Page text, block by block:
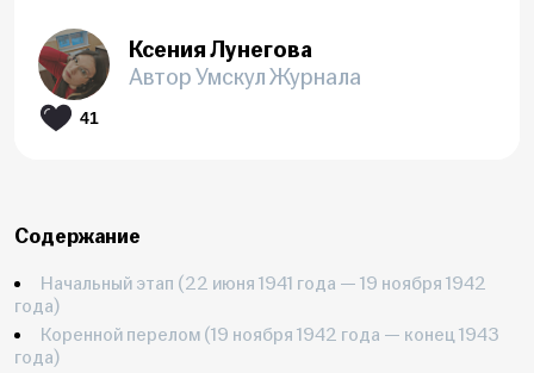
Ксения Лунегова
Автор Умскул Журнала
41
Содержание
Начальный этап (22 июня 1941 года — 19 ноября 1942
года)
Коренной перелом (19 ноября 1942 года — конец 1943
года)